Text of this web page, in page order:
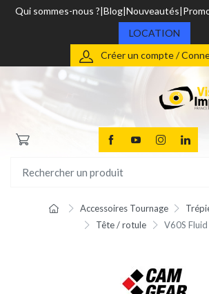
Qui sommes-nous ? Blog Nouveautés
LOCATION
Créer un compte /
Accessoires Tournage
Tête / rotule
V60S